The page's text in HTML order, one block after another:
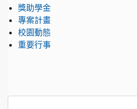
獎助學金
專案計畫
校園動態
重要行事